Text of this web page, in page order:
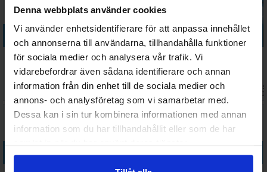
Denna webbplats använder cookies
Vi använder enhetsidentifierare för att anpassa innehållet
och annonserna till användarna, tillhandahålla funktioner
för sociala medier och analysera vår trafik. Vi
vidarebefordrar även sådana identifierare och annan
information från din enhet till de sociala medier och
annons- och analysföretag som vi samarbetar med.
Dessa kan i sin tur kombinera informationen med annan
information som du har tillhandahållit eller som de har
Köp
Power Grid
Brädspel
559 SEK
Köp
Catan
Brädspel -
Grundspel
297 SEK
Köp
Game of
Thrones 2nd
edition
Brädspel
594 SEK
Köp
Below
Brädspel
598 SEK 2026-
Köp Köp Köp Köp